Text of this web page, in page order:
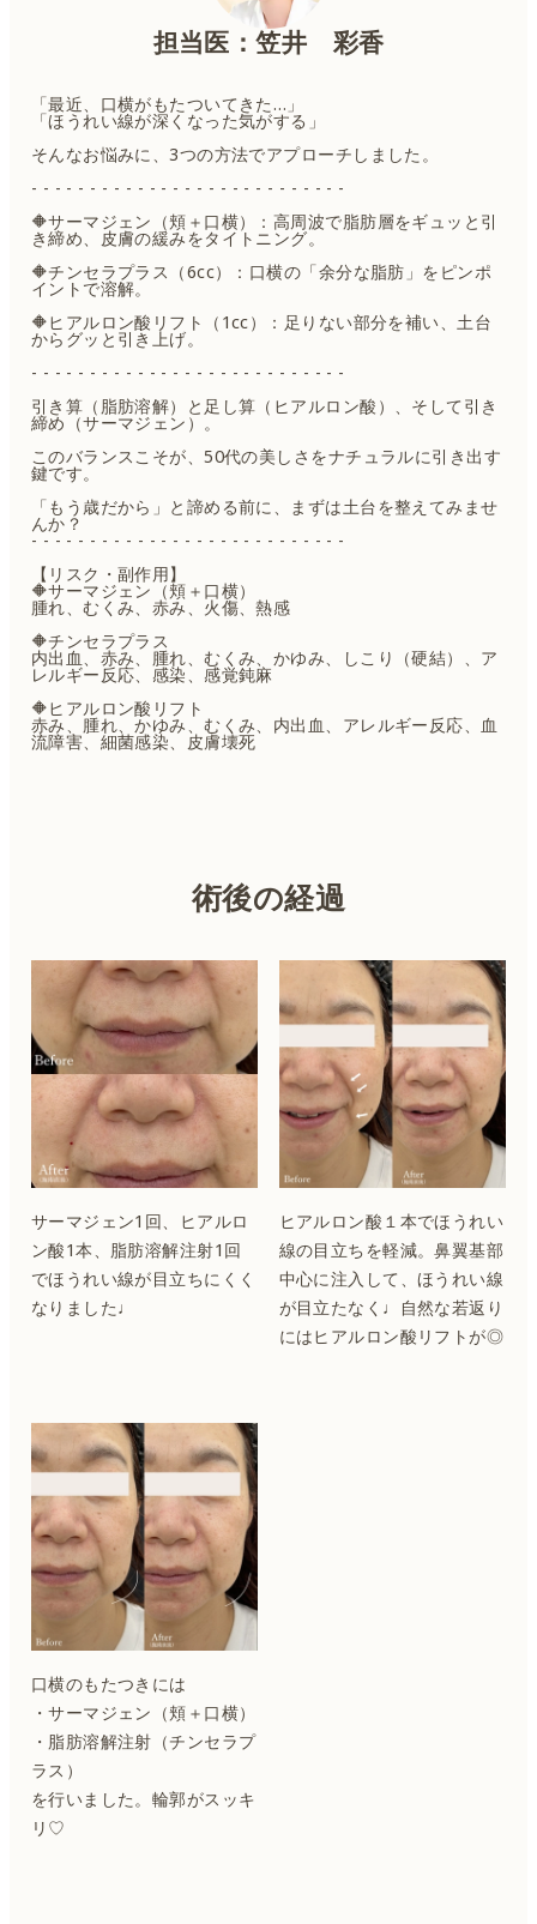
担当医：笠井 彩香
「最近、口横がもたついてきた…」
「ほうれい線が深くなった気がする」
そんなお悩みに、3つの方法でアプローチしました。
- - - - - - - - - - - - - - - - - - - - - - - - - - -
🔶サーマジェン（頬＋口横）：高周波で脂肪層をギュッと引
き締め、皮膚の緩みをタイトニング。
🔶チンセラプラス（6cc）：口横の「余分な脂肪」をピンポ
イントで溶解。
🔶ヒアルロン酸リフト（1cc）：足りない部分を補い、土台
からグッと引き上げ。
- - - - - - - - - - - - - - - - - - - - - - - - - - -
引き算（脂肪溶解）と足し算（ヒアルロン酸）、そして引き
締め（サーマジェン）。
このバランスこそが、50代の美しさをナチュラルに引き出す
鍵です。
「もう歳だから」と諦める前に、まずは土台を整えてみませ
んか？
- - - - - - - - - - - - - - - - - - - - - - - - - - -
【リスク・副作用】
🔶サーマジェン（頬＋口横）
腫れ、むくみ、赤み、火傷、熱感
🔶チンセラプラス
内出血、赤み、腫れ、むくみ、かゆみ、しこり（硬結）、ア
レルギー反応、感染、感覚鈍麻
🔶ヒアルロン酸リフト
赤み、腫れ、かゆみ、むくみ、内出血、アレルギー反応、血
流障害、細菌感染、皮膚壊死
術後の経過
サーマジェン1回、ヒアルロ
ン酸1本、脂肪溶解注射1回
でほうれい線が目立ちにくく
なりました♩
ヒアルロン酸１本でほうれい
線の目立ちを軽減。鼻翼基部
中心に注入して、ほうれい線
が目立たなく♩自然な若返り
にはヒアルロン酸リフトが◎
口横のもたつきには
・サーマジェン（頬＋口横）
・脂肪溶解注射（チンセラプ
ラス）
を行いました。輪郭がスッキ
リ♡